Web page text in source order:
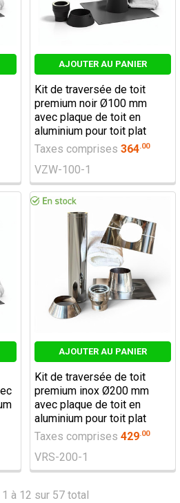
AJOUTER AU PANIER
Kit de traversée de toit
premium noir Ø100 mm
avec plaque de toit en
aluminium pour toit plat
Taxes comprises 364.00
VZW-100-1
AJOUTER AU PANIER
Kit de traversée de toit
premium inox Ø200 mm
avec plaque de toit en
aluminium pour toit plat
Taxes comprises 429.00
VRS-200-1
à 12 sur 57 total